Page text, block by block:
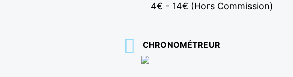
4€ - 14€ (Hors Commission)
CHRONOMÉTREUR